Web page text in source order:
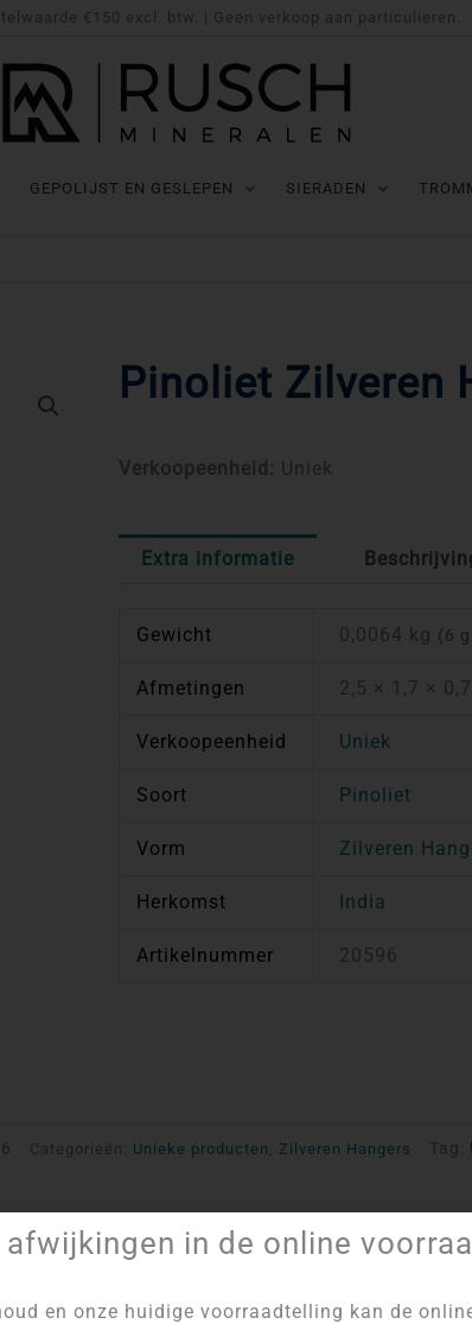
€150 excl. btw. | Geen verkoop aan particulieren.
GEPOLIJST EN GESLEPEN SIERADEN
Pinoliet Zilveren
Verkoopeenheid: Uniek
Extra informatie
Gewicht 0,0064 kg (6
Afmetingen 2,5 × 1,7 ×
Verkoopeenheid Uniek
Soort Pinoliet
Vorm Zilveren
Herkomst India
Artikelnummer 20596
Categorieën: Unieke producten , Zilveren Hangers Tag:
in de online
en onze huidige voorraadtelling kan de